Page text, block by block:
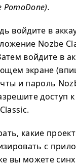
войдите в
Nozbe
войдите в
экране
и пароль
доступ
какие
с
вы можете